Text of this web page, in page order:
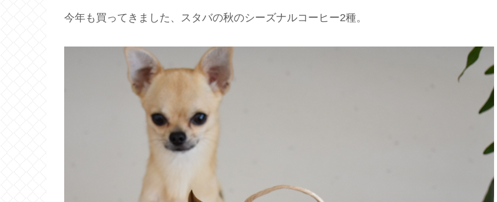
今年も買ってきました、スタバの秋のシーズナルコーヒー2種。